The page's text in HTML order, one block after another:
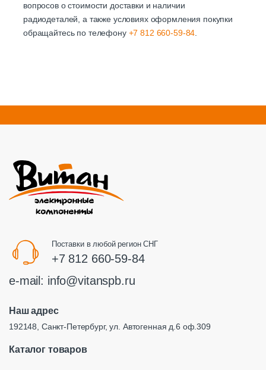
вопросов о стоимости доставки и наличии
радиодеталей, а также условиях оформления покупки
обращайтесь по телефону +7 812 660-59-84.
Поставки в любой регион СНГ
+7 812 660-59-84
e-mail: info@vitanspb.ru
Наш адрес
192148, Санкт-Петербург, ул. Автогенная д.6 оф.309
Каталог товаров